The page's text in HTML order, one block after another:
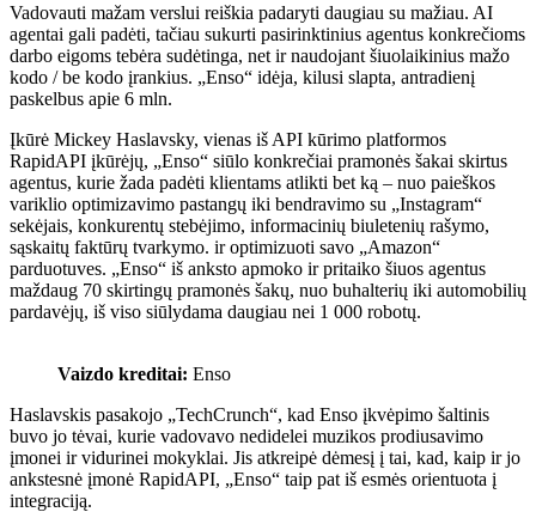
Vadovauti mažam verslui reiškia padaryti daugiau su mažiau. AI
agentai gali padėti, tačiau sukurti pasirinktinius agentus konkrečioms
darbo eigoms tebėra sudėtinga, net ir naudojant šiuolaikinius mažo
kodo / be kodo įrankius. „Enso“ idėja, kilusi slapta, antradienį
paskelbus apie 6 mln.
Įkūrė Mickey Haslavsky, vienas iš API kūrimo platformos
RapidAPI įkūrėjų, „Enso“ siūlo konkrečiai pramonės šakai skirtus
agentus, kurie žada padėti klientams atlikti bet ką – nuo ​​paieškos
variklio optimizavimo pastangų iki bendravimo su „Instagram“
sekėjais, konkurentų stebėjimo, informacinių biuletenių rašymo,
sąskaitų faktūrų tvarkymo. ir optimizuoti savo „Amazon“
parduotuves. „Enso“ iš anksto apmoko ir pritaiko šiuos agentus
maždaug 70 skirtingų pramonės šakų, nuo buhalterių iki automobilių
pardavėjų, iš viso siūlydama daugiau nei 1 000 robotų.
Vaizdo kreditai: Enso
Haslavskis pasakojo „TechCrunch“, kad Enso įkvėpimo šaltinis
buvo jo tėvai, kurie vadovavo nedidelei muzikos prodiusavimo
įmonei ir vidurinei mokyklai. Jis atkreipė dėmesį į tai, kad, kaip ir jo
ankstesnė įmonė RapidAPI, „Enso“ taip pat iš esmės orientuota į
integraciją.